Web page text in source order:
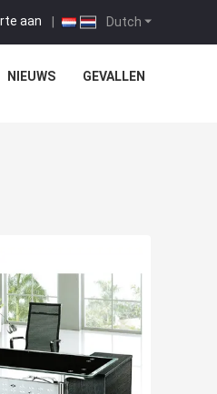
Dutch
aan |
NIEUWS GEVALLEN